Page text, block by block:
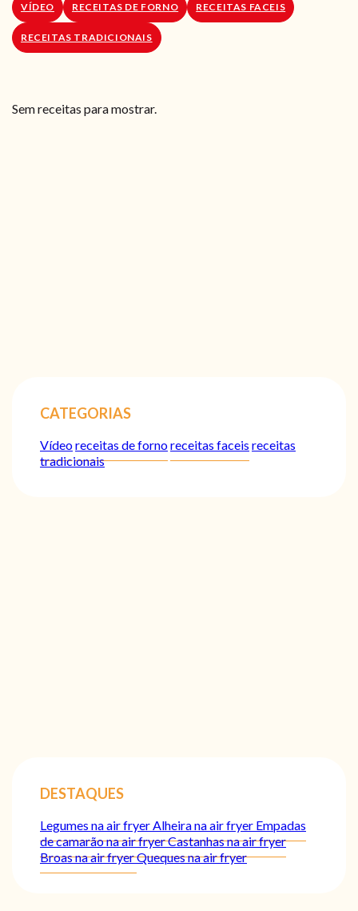
LOJA ONLINE
VÍDEO RECEITAS DE FORNO RECEITAS FACEIS
RECEITAS TRADICIONAIS
Sem receitas para mostrar.
CATEGORIAS
Vídeoreceitas de fornoreceitas faceis receitas
tradicionais
DESTAQUES
Legumes na air fryerAlheira na air fryer Empadas
de camarão na air fryerCastanhas na air fryer
Broas na air fryerQueques na air fryer